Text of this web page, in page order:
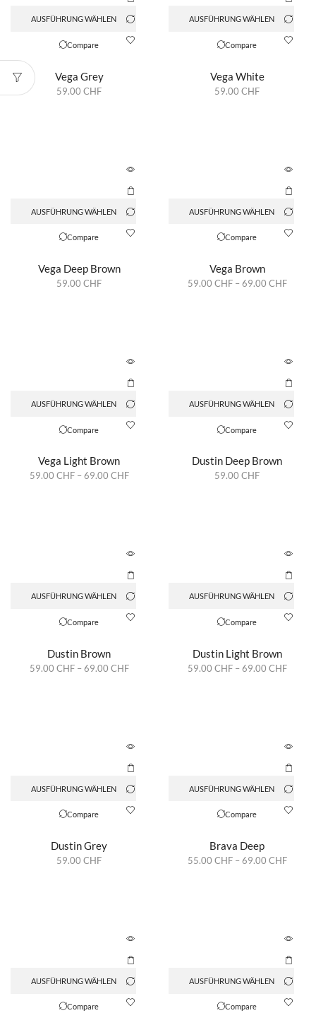
AUSFÜHRUNG WÄHLEN
Compare
Vega Grey
59.00 CHF
AUSFÜHRUNG WÄHLEN
Compare
Vega White
59.00 CHF
AUSFÜHRUNG WÄHLEN
Compare
Vega Deep Brown
59.00 CHF
AUSFÜHRUNG WÄHLEN
Compare
Vega Brown
59.00 CHF–69.00 CHF
AUSFÜHRUNG WÄHLEN
Compare
Vega Light Brown
59.00 CHF–69.00 CHF
AUSFÜHRUNG WÄHLEN
Compare
Dustin Deep Brown
59.00 CHF
AUSFÜHRUNG WÄHLEN
Compare
Dustin Brown
59.00 CHF–69.00 CHF
AUSFÜHRUNG WÄHLEN
Compare
Dustin Light Brown
59.00 CHF–69.00 CHF
AUSFÜHRUNG WÄHLEN
Compare
Dustin Grey
59.00 CHF
AUSFÜHRUNG WÄHLEN
Compare
Brava Deep
55.00 CHF–69.00 CHF
AUSFÜHRUNG WÄHLEN
Compare
AUSFÜHRUNG WÄHLEN
Compare